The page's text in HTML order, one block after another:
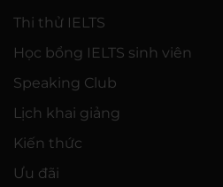
Thi thử IELTS
Học bổng IELTS sinh viên
Speaking Club
Lịch khai giảng
Kiến thức
Ưu đãi